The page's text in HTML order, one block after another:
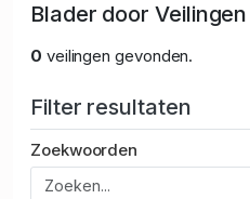
Blader door Veilingen
0 veilingen gevonden.
Filter resultaten
Zoekwoorden